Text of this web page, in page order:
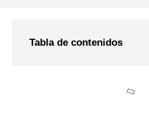
Tabla de contenidos